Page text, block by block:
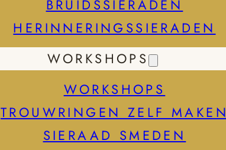
BRUIDSSIERADEN
HERINNERINGSSIERADEN
WORKSHOPS
WORKSHOPS
TROUWRINGEN ZELF MAKEN
SIERAAD SMEDEN